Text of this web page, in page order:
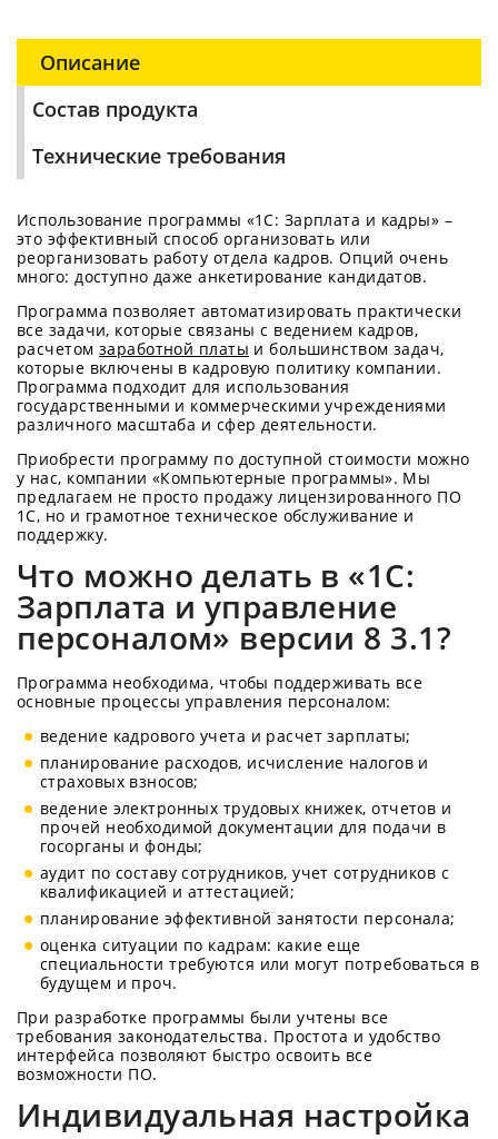
Описание
Состав продукта
Технические требования
Использование программы «1С: Зарплата и кадры» –
это эффективный способ организовать или
реорганизовать работу отдела кадров. Опций очень
много: доступно даже анкетирование кандидатов.
Программа позволяет автоматизировать практически
все задачи, которые связаны с ведением кадров,
расчетом заработной платы и большинством задач,
которые включены в кадровую политику компании.
Программа подходит для использования
государственными и коммерческими учреждениями
различного масштаба и сфер деятельности.
Приобрести программу по доступной стоимости можно
у нас, компании «Компьютерные программы». Мы
предлагаем не просто продажу лицензированного ПО
1С, но и грамотное техническое обслуживание и
поддержку.
Что можно делать в «1С:
Зарплата и управление
персоналом» версии 8 3.1?
Программа необходима, чтобы поддерживать все
основные процессы управления персоналом:
ведение кадрового учета и расчет зарплаты;
планирование расходов, исчисление налогов и
страховых взносов;
ведение электронных трудовых книжек, отчетов и
прочей необходимой документации для подачи в
госорганы и фонды;
аудит по составу сотрудников, учет сотрудников с
квалификацией и аттестацией;
планирование эффективной занятости персонала;
оценка ситуации по кадрам: какие еще
специальности требуются или могут потребоваться в
будущем и проч.
При разработке программы были учтены все
требования законодательства. Простота и удобство
интерфейса позволяют быстро освоить все
возможности ПО.
Индивидуальная настройка